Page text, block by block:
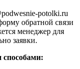
potolki.ru
обратной связи
менеджер для
заявки.